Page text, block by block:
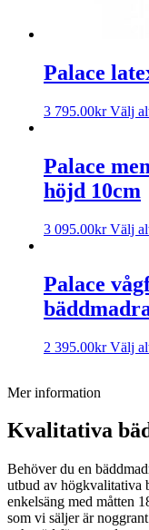
Palace
3 795.00kr Välj
Palace
höjd 10cm
3 095.00kr Välj
Palace
2 395.00kr Välj
Mer information
Kvalitativa
Behöver du en
utbud av högkvalitativa
enkelsäng med måtten
som vi säljer är